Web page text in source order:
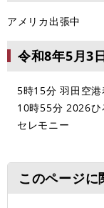
アメリカ出張中
令和8年5月3
5時15分 羽田空港
10時55分 2026ひ
セレモニー
このページ